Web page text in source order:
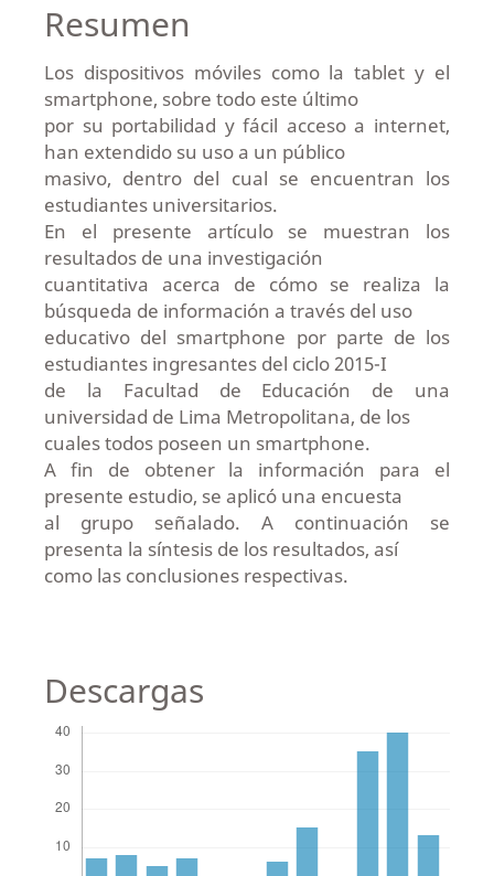
Resumen
Los dispositivos móviles como la tablet y el
smartphone, sobre todo este último
por su portabilidad y fácil acceso a internet,
han extendido su uso a un público
masivo, dentro del cual se encuentran los
estudiantes universitarios.
En el presente artículo se muestran los
resultados de una investigación
cuantitativa acerca de cómo se realiza la
búsqueda de información a través del uso
educativo del smartphone por parte de los
estudiantes ingresantes del ciclo 2015-I
de la Facultad de Educación de una
universidad de Lima Metropolitana, de los
cuales todos poseen un smartphone.
A fin de obtener la información para el
presente estudio, se aplicó una encuesta
al grupo señalado. A continuación se
presenta la síntesis de los resultados, así
como las conclusiones respectivas.
Descargas